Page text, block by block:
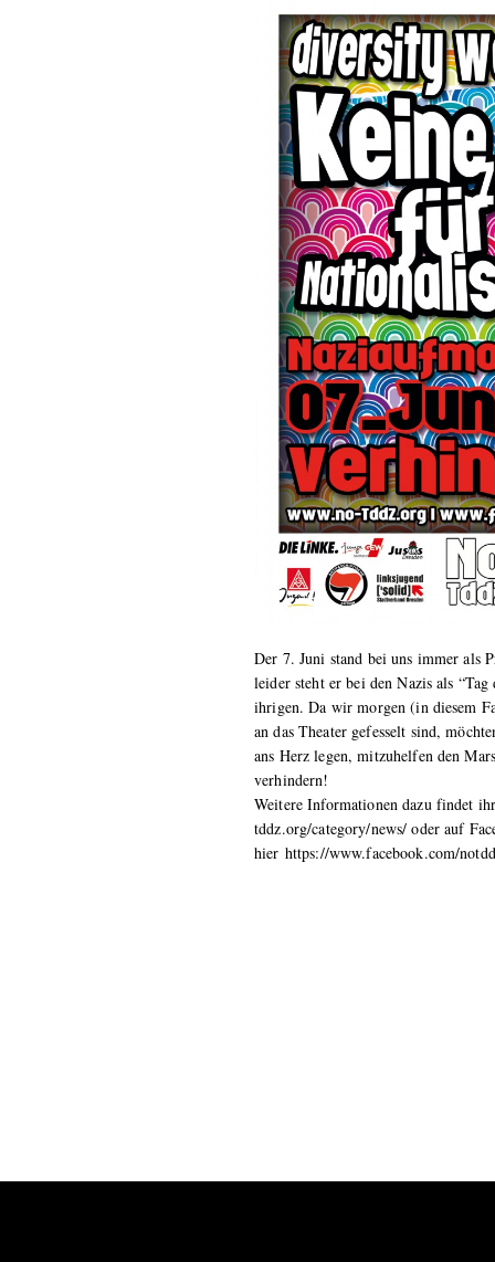
Der 7. Juni stand bei uns immer als
leider steht er bei den Nazis als
ihrigen. Da wir morgen (in diesem
an das Theater gefesselt sind,
ans Herz legen, mitzuhelfen den
verhindern!
Weitere Informationen dazu findet
tddz.org/category/news/ oder auf
hier https://www.facebook.com/